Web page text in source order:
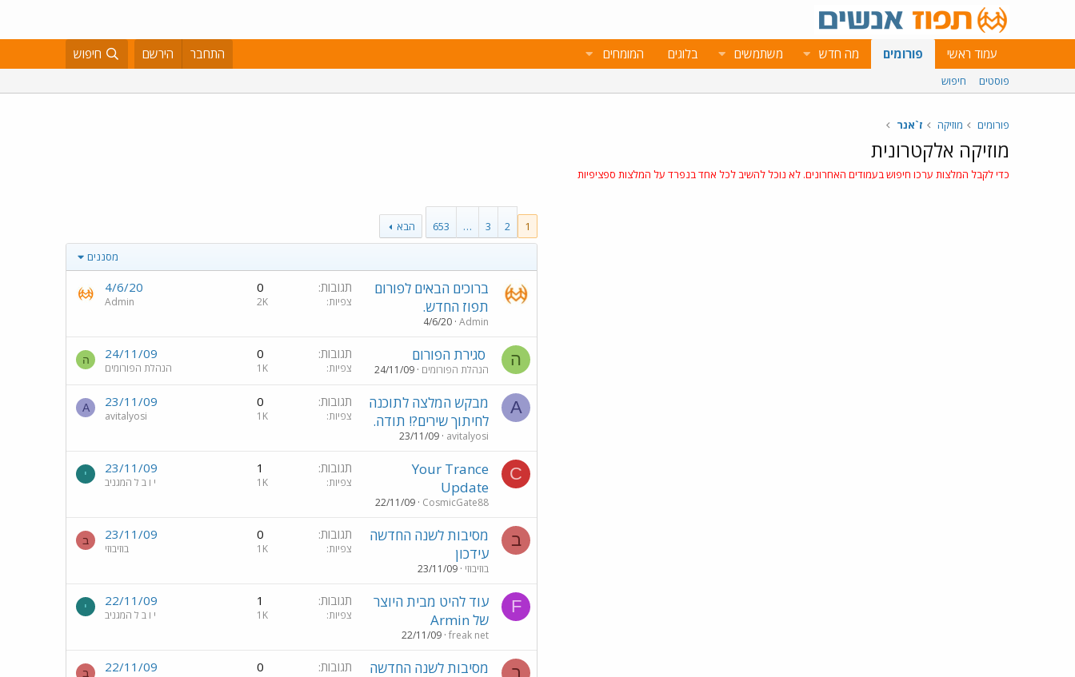
עמוד ראשי פורומים מה חדש משתמשים בלוגים המומחים התחבר הירשם חיפוש
פוסטים חיפוש
פורומים מוזיקה ז`אנר
מוזיקה אלקטרונית
כדי לקבל המלצות ערכו חיפוש בעמודים האחרונים. לא נוכל להשיב לכל אחד בנפרד על המלצות ספציפיות
1
2
3
…
653 הבא
מסננים
ברוכים הבאים לפורום
תפוז החדש.
Admin
4/6/20
תגובות 0
צפיות 2K
4/6/20
Admin
ה סגירת הפורום
הנהלת הפורומים 24/11/09
תגובות 0
צפיות 1K
24/11/09
הנהלת הפורומים
ה
A
מבקש המלצה לתוכנה
לחיתוך שירים?! תודה.
avitalyosi
23/11/09
תגובות 0
צפיות 1K
23/11/09
avitalyosi
A
C
Your Trance
Update
CosmicGate88
22/11/09
תגובות 1
צפיות 1K
23/11/09
י ו ב ל המגניב
י
ב
מסיבות לשנה החדשה
עידכון
בוזיבוזי 23/11/09
תגובות 0
צפיות 1K
23/11/09
בוזיבוזי
ב
F
עוד להיט מבית היוצר
של Armin
freak net
22/11/09
תגובות 1
צפיות 1K
22/11/09
י ו ב ל המגניב
י
ב מסיבות לשנה החדשה תגובות 0
22/11/09 ב